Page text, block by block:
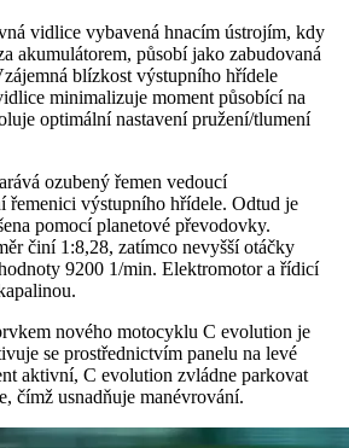
vidlice vybavená hnacím ústrojím, kdy
akumulátorem, působí jako zabudovaná
blízkost výstupního hřídele
minimalizuje moment působící na
optimální nastavení pružení/tlumení
ozubený řemen vedoucí
řemenici výstupního hřídele. Odtud je
pomocí planetové převodovky.
činí 1:8,28, zatímco nevyšší otáčky
9200 1/min. Elektromotor a řídicí
nového motocyklu C evolution je
se prostřednictvím panelu na levé
aktivní, C evolution zvládne parkovat
čímž usnadňuje manévrování.